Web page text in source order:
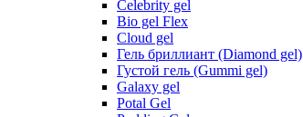
Celebrity gel
Bio gel Flex
Cloud gel
Гель бриллиант (Diamond gel)
Густой гель (Gummi gel)
Galaxy gel
Potal Gel